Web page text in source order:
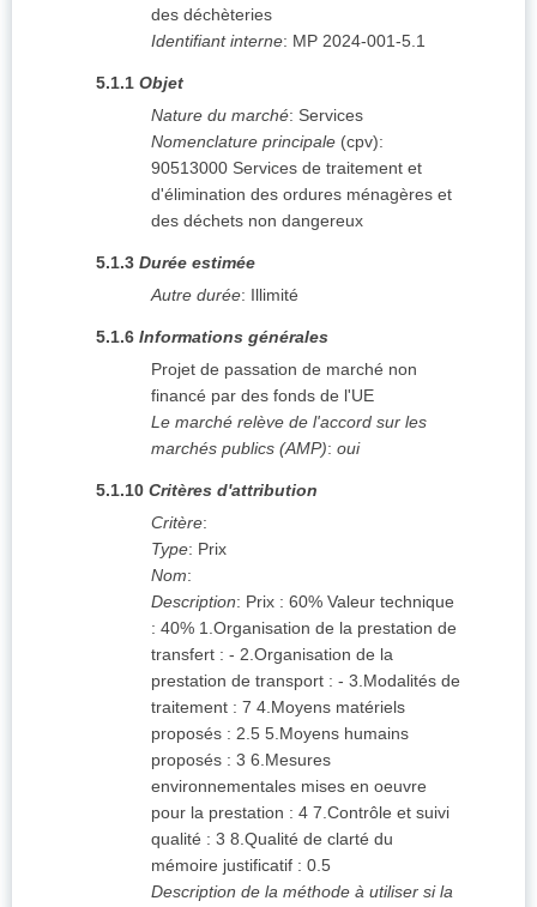
des déchèteries
Identifiant interne: MP 2024-001-5.1
5.1.1 Objet
Nature du marché: Services
Nomenclature principale (cpv):
90513000 Services de traitement et
d'élimination des ordures ménagères et
des déchets non dangereux
5.1.3 Durée estimée
Autre durée: Illimité
5.1.6 Informations générales
Projet de passation de marché non
financé par des fonds de l'UE
Le marché relève de l'accord sur les
marchés publics (AMP): oui
5.1.10 Critères d'attribution
Critère:
Type: Prix
Nom:
Description: Prix : 60% Valeur technique
: 40% 1.Organisation de la prestation de
transfert : - 2.Organisation de la
prestation de transport : - 3.Modalités de
traitement : 7 4.Moyens matériels
proposés : 2.5 5.Moyens humains
proposés : 3 6.Mesures
environnementales mises en oeuvre
pour la prestation : 4 7.Contrôle et suivi
qualité : 3 8.Qualité de clarté du
mémoire justificatif : 0.5
Description de la méthode à utiliser si la